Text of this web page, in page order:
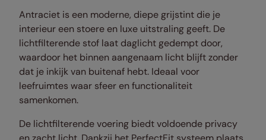
Antraciet is een moderne, diepe grijstint die je
interieur een stoere en luxe uitstraling geeft. De
lichtfilterende stof laat daglicht gedempt door,
waardoor het binnen aangenaam licht blijft zonder
dat je inkijk van buitenaf hebt. Ideaal voor
leefruimtes waar sfeer en functionaliteit
samenkomen.
De lichtfilterende voering biedt voldoende privacy